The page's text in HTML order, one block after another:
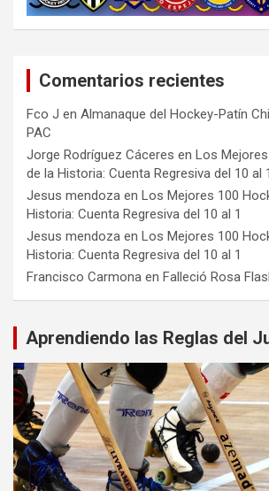
Comentarios recientes
Fco J en Almanaque del Hockey-Patín
PAC
Jorge Rodríguez Cáceres en Los
de la Historia: Cuenta Regresiva del 10 al 1
Jesus mendoza en Los Mejores 100
Historia: Cuenta Regresiva del 10 al 1
Jesus mendoza en Los Mejores 100
Historia: Cuenta Regresiva del 10 al 1
Francisco Carmona en Falleció Rosa
Aprendiendo las Reglas del